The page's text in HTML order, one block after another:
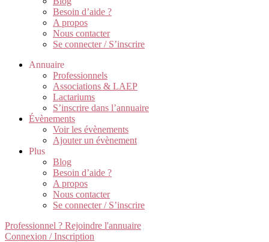
Besoin d’aide ?
A propos
Nous contacter
Se connecter / S’inscrire
Annuaire
Professionnels
Associations & LAEP
Lactariums
S’inscrire dans l’annuaire
Évènements
Voir les évènements
Ajouter un évènement
Plus
Blog
Besoin d’aide ?
A propos
Nous contacter
Se connecter / S’inscrire
Professionnel ? Rejoindre l'annuaire
Connexion / Inscription